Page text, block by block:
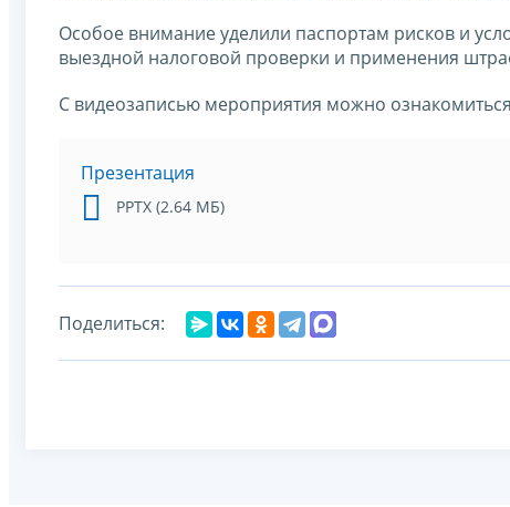
Особое внимание уделили паспортам рисков и
выездной налоговой проверки и применения
С видеозаписью мероприятия можно
Презентация
PPTX (2.64 МБ)
Поделиться: